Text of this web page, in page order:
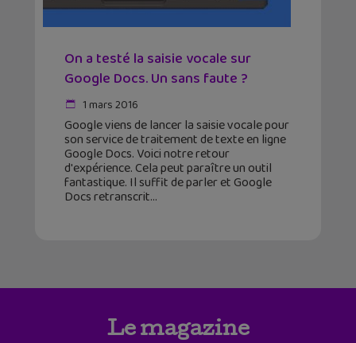
On a testé la saisie vocale sur
Google Docs. Un sans faute ?
1 mars 2016
Google viens de lancer la saisie vocale pour
son service de traitement de texte en ligne
Google Docs. Voici notre retour
d'expérience. Cela peut paraître un outil
fantastique. Il suffit de parler et Google
Docs retranscrit
Le magazine